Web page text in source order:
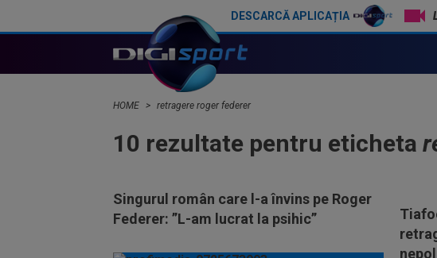
DESCARCĂ APLICAȚIA
HOME retragere roger federer
10 rezultate pentru eticheta
Singurul român care l-a învins pe Roger
Federer: ”L-am lucrat la psihic”